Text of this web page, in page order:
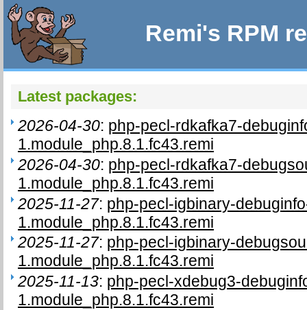
Remi's RPM
Latest packages:
2026-04-30: php-pecl-rdkafka7-
1.module_php.8.1.fc43.remi
2026-04-30: php-pecl-rdkafka7-
1.module_php.8.1.fc43.remi
2025-11-27: php-pecl-igbinary-
1.module_php.8.1.fc43.remi
2025-11-27: php-pecl-igbinary-
1.module_php.8.1.fc43.remi
2025-11-13: php-pecl-xdebug3-
1.module_php.8.1.fc43.remi